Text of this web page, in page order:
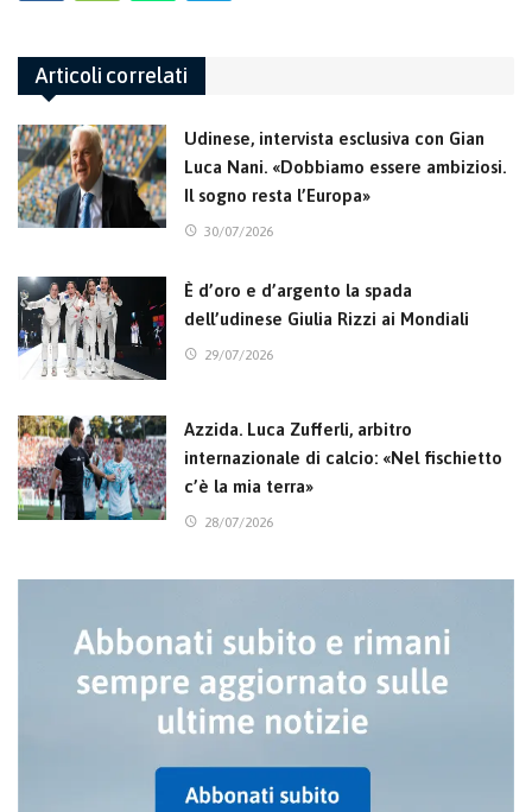
Articoli correlati
Udinese, intervista esclusiva con Gian
Luca Nani. «Dobbiamo essere ambiziosi.
Il sogno resta l’Europa»
30/07/2026
È d’oro e d’argento la spada
dell’udinese Giulia Rizzi ai Mondiali
29/07/2026
Azzida. Luca Zufferli, arbitro
internazionale di calcio: «Nel fischietto
c’è la mia terra»
28/07/2026